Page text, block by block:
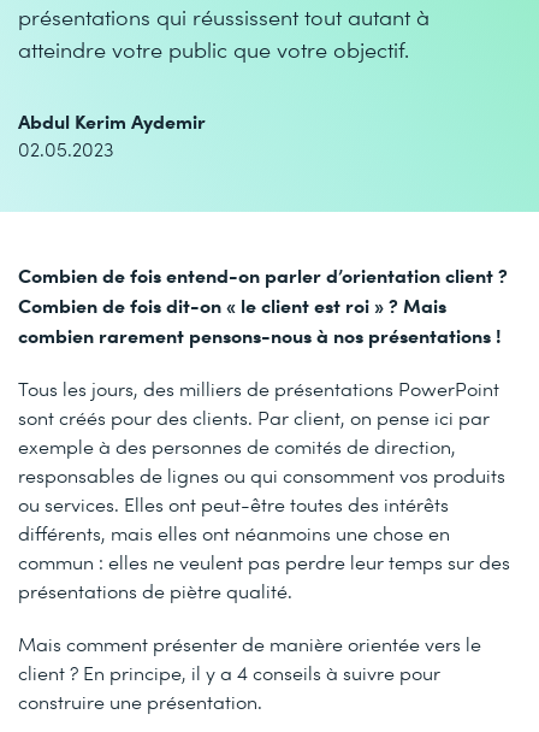
présentations qui réussissent tout autant à
atteindre votre public que votre objectif.
Abdul Kerim Aydemir
02.05.2023
Combien de fois entend-on parler d’orientation client ?
Combien de fois dit-on « le client est roi » ? Mais
combien rarement pensons-nous à nos présentations !
Tous les jours, des milliers de présentations PowerPoint
sont créés pour des clients. Par client, on pense ici par
exemple à des personnes de comités de direction,
responsables de lignes ou qui consomment vos produits
ou services. Elles ont peut-être toutes des intérêts
différents, mais elles ont néanmoins une chose en
commun : elles ne veulent pas perdre leur temps sur des
présentations de piètre qualité.
Mais comment présenter de manière orientée vers le
client ? En principe, il y a 4 conseils à suivre pour
construire une présentation.